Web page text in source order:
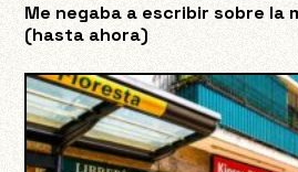
Me negaba a escribir sobre la
(hasta ahora)